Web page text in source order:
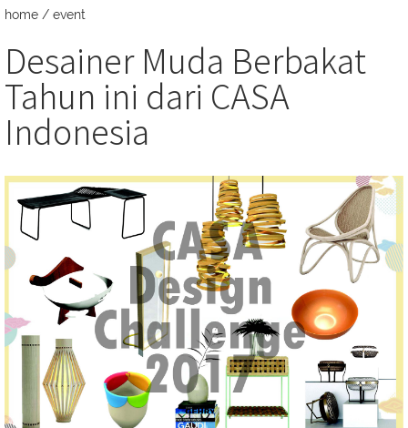
home / event
Desainer Muda Berbakat
Tahun ini dari CASA
Indonesia